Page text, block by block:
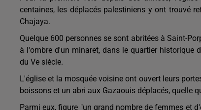
centaines, les déplacés palestiniens y ont trouvé
Chajaya.
Quelque 600 personnes se sont abritées à Saint-
à l'ombre d'un minaret, dans le quartier historique
du Ve siècle.
L'église et la mosquée voisine ont ouvert leurs
boissons et un abri aux Gazaouis déplacés, quelle
Parmi eux, figure "un grand nombre de femmes et